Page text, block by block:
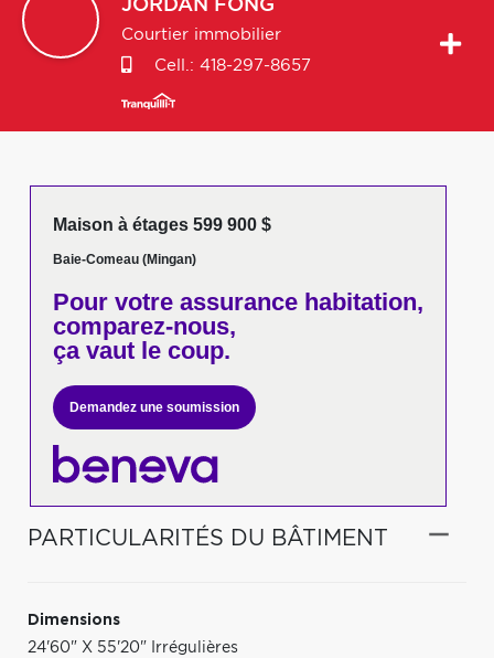
JORDAN FONG
Courtier immobilier
Cell.: 418-297-8657
Maison à étages 599 900 $
Baie-Comeau (Mingan)
Pour votreassurance habitation,
comparez-nous,
ça vaut le coup.
Demandez une soumission
PARTICULARITÉS DU BÂTIMENT
Dimensions
24'60" X 55'20" Irrégulières